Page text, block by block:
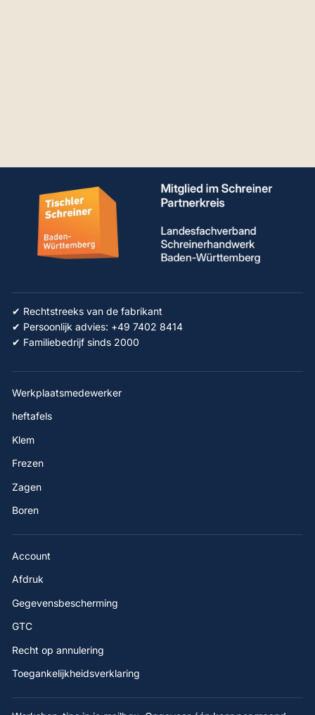
✔ Rechtstreeks van de fabrikant
✔ Persoonlijk advies: +49 7402 8414
✔ Familiebedrijf sinds 2000
Werkplaatsmedewerker
heftafels
Klem
Frezen
Zagen
Boren
Account
Afdruk
Gegevensbescherming
GTC
Recht op annulering
Toegankelijkheidsverklaring